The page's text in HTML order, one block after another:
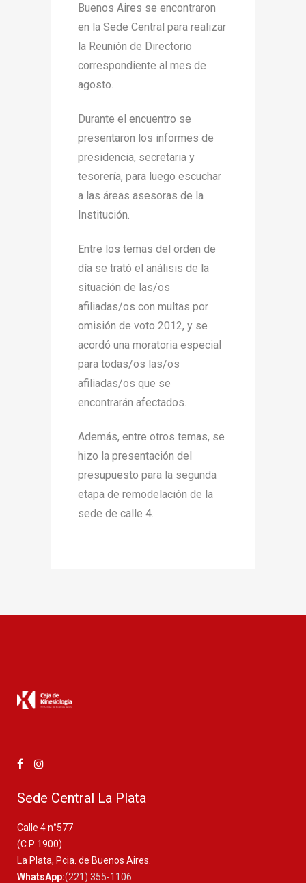
Buenos Aires se encontraron
en la Sede Central para realizar
la Reunión de Directorio
correspondiente al mes de
agosto.
Durante el encuentro se
presentaron los informes de
presidencia, secretaria y
tesorería, para luego escuchar
a las áreas asesoras de la
Institución.
Entre los temas del orden de
día se trató el análisis de la
situación de las/os
afiliadas/os con multas por
omisión de voto 2012, y se
acordó una moratoria especial
para todas/os las/os
afiliadas/os que se
encontrarán afectados.
Además, entre otros temas, se
hizo la presentación del
presupuesto para la segunda
etapa de remodelación de la
sede de calle 4.
Sede Central La Plata
Calle 4 n°577
(C.P 1900)
La Plata, Pcia. de Buenos Aires.
WhatsApp:(221) 355-1106